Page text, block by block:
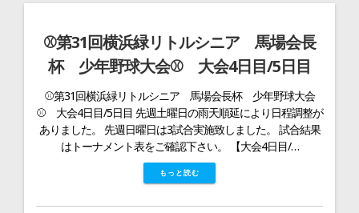
⚾第31回横浜緑リトルシニア 馬場会長
杯 少年野球大会⚾ 大会4日目/5日目
⚾第31回横浜緑リトルシニア 馬場会長杯 少年野球大会
⚾ 大会4日目/5日目 先週土曜日の雨天順延により日程調整が
ありました。 先週日曜日は3試合実施致しました。 試合結果
はトーナメント表をご確認下さい。 【大会4日目/…
もっと読む